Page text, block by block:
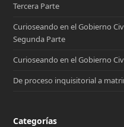
Tercera Parte
Curioseando en el Gobierno
Segunda Parte
Curioseando en el Gobierno
De proceso inquisitorial a
Categorías